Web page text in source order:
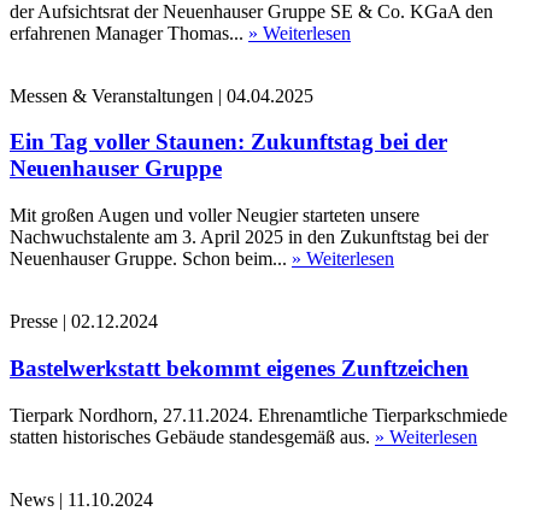
der Aufsichtsrat der Neuenhauser Gruppe SE & Co. KGaA den
erfahrenen Manager Thomas... » Weiterlesen
Messen & Veranstaltungen | 04.04.2025
Ein Tag voller Staunen: Zukunftstag bei der
Neuenhauser Gruppe
Mit großen Augen und voller Neugier starteten unsere
Nachwuchstalente am 3. April 2025 in den Zukunftstag bei der
Neuenhauser Gruppe. Schon beim... » Weiterlesen
Presse | 02.12.2024
Bastelwerkstatt bekommt eigenes Zunftzeichen
Tierpark Nordhorn, 27.11.2024. Ehrenamtliche Tierparkschmiede
statten historisches Gebäude standesgemäß aus. » Weiterlesen
News | 11.10.2024